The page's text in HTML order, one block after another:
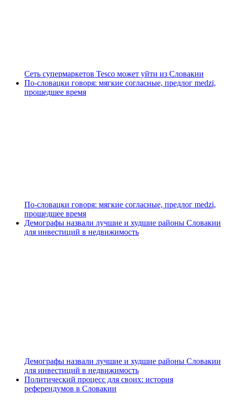
Сеть супермаркетов Tesco может уйти из Словакии
По-словацки говоря: мягкие согласные, предлог medzi,
прошедшее время
По-словацки говоря: мягкие согласные, предлог medzi,
прошедшее время
Демографы назвали лучшие и худшие районы Словакии
для инвестиций в недвижимость
Демографы назвали лучшие и худшие районы Словакии
для инвестиций в недвижимость
Политический процесс для своих: история
референдумов в Словакии